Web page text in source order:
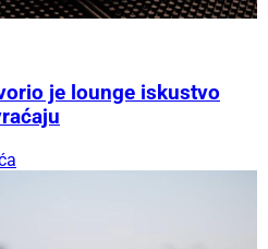
je lounge iskustvo